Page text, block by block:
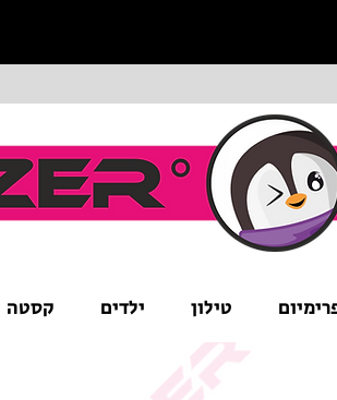
טילון ילדים קסטה